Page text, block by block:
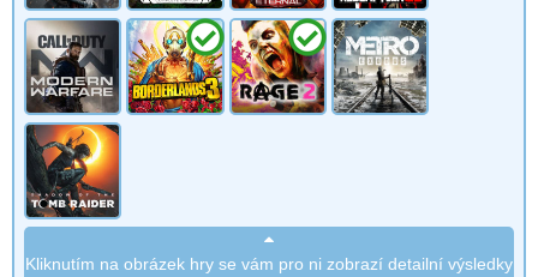
Kliknutím na obrázek hry se vám pro ni zobrazí detailní výsledky